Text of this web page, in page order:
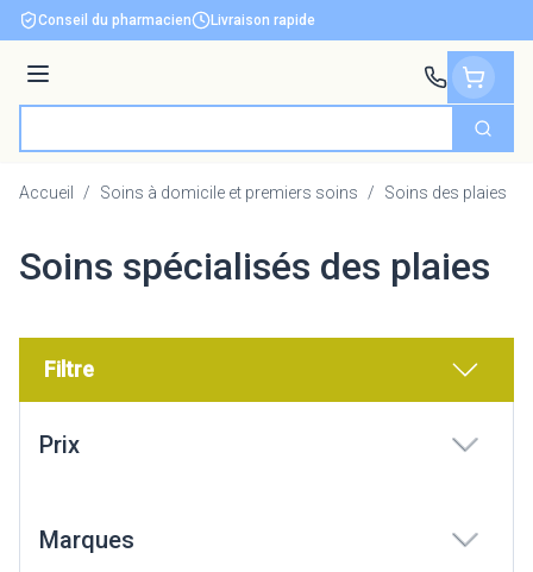
Aller au contenu
Conseil du pharmacien Livraison rapide
Menu
Accueil / Soins à domicile et premiers soins / Soins des plaies
Soins spécialisés des plaies
Filtre
Prix
Marques